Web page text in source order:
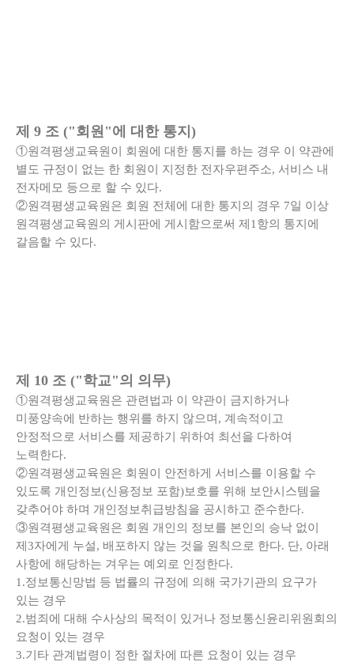
제 9 조 ("회원"에 대한 통지)
①원격평생교육원이 회원에 대한 통지를 하는 경우 이 약관에
별도 규정이 없는 한 회원이 지정한 전자우편주소, 서비스 내
전자메모 등으로 할 수 있다.
②원격평생교육원은 회원 전체에 대한 통지의 경우 7일 이상
원격평생교육원의 게시판에 게시함으로써 제1항의 통지에
갈음할 수 있다.
제 10 조 ("학교"의 의무)
①원격평생교육원은 관련법과 이 약관이 금지하거나
미풍양속에 반하는 행위를 하지 않으며, 계속적이고
안정적으로 서비스를 제공하기 위하여 최선을 다하여
노력한다.
②원격평생교육원은 회원이 안전하게 서비스를 이용할 수
있도록 개인정보(신용정보 포함)보호를 위해 보안시스템을
갖추어야 하며 개인정보취급방침을 공시하고 준수한다.
③원격평생교육원은 회원 개인의 정보를 본인의 승낙 없이
제3자에게 누설, 배포하지 않는 것을 원칙으로 한다. 단, 아래
사항에 해당하는 겨우는 예외로 인정한다.
1.정보통신망법 등 법률의 규정에 의해 국가기관의 요구가
있는 경우
2.범죄에 대해 수사상의 목적이 있거나 정보통신윤리위원회의
요청이 있는 경우
3.기타 관계법령이 정한 절차에 따른 요청이 있는 경우